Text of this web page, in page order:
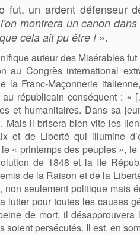
fut, un ardent défenseur
montrera un canon
cela ait pu être ! ».
auteur des Misérables
au Congrès international
la Franc-Maçonnerie
au républicain conséquent : « [
et humanitaires. Dans sa
Mais il brisera bien vite les
et de Liberté qui illumine
« printemps des peuples »,
de 1848 et la IIe
de la Raison et de la
seulement politique mais
lutter pour toutes les causes
de mort, il
soient persécutés. Il est, en